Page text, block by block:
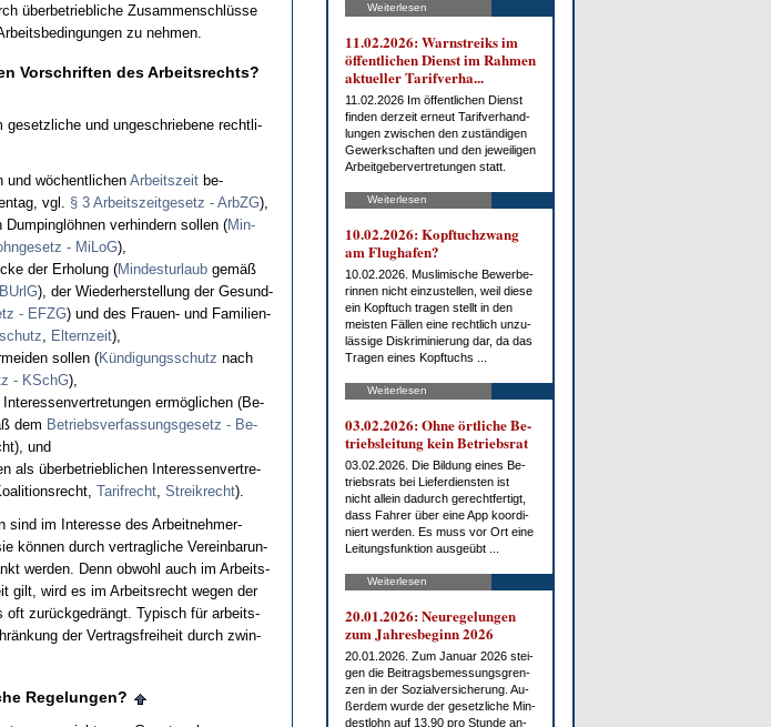
über­be­trieb­li­che Zu­sam­men­schlüsse
zu neh­men.
Vor­schrif­ten des Ar­beits­rechts?
ge­setz­li­che und un­ge­schrie­be­ne recht­li­
und wöchent­li­chen Ar­beits­zeitbe­
vgl. § 3 Ar­beits­zeit­ge­setz - Arb­ZG),
ver­hin­dern sol­len (Min­
- Mi­LoG),
der Er­ho­lung (Min­des­t­ur­laubgemäß
), der Wie­der­her­stel­lung der Ge­sund­
- EFZG) und des Frau­en- und Fa­mi­li­en­
, El­tern­zeit),
sol­len (Kündi­gungs­schutz nach
- KSchG),
ermögli­chen (Be­
dem Be­triebs­ver­fas­sungs­ge­setz - Be­
und
als über­be­trieb­li­chen In­ter­es­sen­ver­tre­
Ta­rif­recht, Streik­recht).
sind im In­ter­es­se des Ar­beit­neh­mer­
können durch ver­trag­li­che Ver­ein­ba­run­
wer­den. Denn ob­wohl auch im Ar­beits­
gilt, wird es im Ar­beits­recht we­gen der
oft zurück­ge­drängt. Ty­pisch für ar­beits­
der Ver­trags­frei­heit durch zwin­
Re­ge­lun­gen?
Weiterlesen
11.02.2026: Warn­streiks im
öf­fent­li­chen Dienst im Rah­men
ak­tu­el­ler Ta­rif­ver­ha...
11.02.2026 Im öf­fent­li­chen Dienst
fin­den der­zeit er­neut Ta­rif­ver­hand­
lun­gen zwi­schen den zu­stän­di­gen
Ge­werk­schaf­ten und den je­wei­li­gen
Ar­beit­ge­ber­ver­tre­tun­gen statt.
Weiterlesen
10.02.2026: Kopf­tuch­zwang
am Flug­ha­fen?
10.02.2026. Mus­li­mi­sche Be­wer­be­
rin­nen nicht ein­zu­stel­len, weil die­se
ein Kopf­tuch tra­gen stellt in den
meis­ten Fäl­len ei­ne recht­lich un­zu­
läs­si­ge Dis­kri­mi­nie­rung dar, da das
Tra­gen ei­nes Kopf­tuchs ...
Weiterlesen
03.02.2026: Oh­ne ört­li­che Be­
triebs­lei­tung kein Be­triebs­rat
03.02.2026. Die Bil­dung ei­nes Be­
triebs­rats bei Lie­fer­diens­ten ist
nicht al­lein da­durch ge­recht­fer­tigt,
dass Fah­rer über ei­ne App ko­or­di­
niert wer­den. Es muss vor Ort ei­ne
Lei­tungs­funk­ti­on aus­ge­übt ...
Weiterlesen
20.01.2026: Neu­re­ge­lun­gen
zum Jah­res­be­ginn 2026
20.01.2026. Zum Ja­nu­ar 2026 stei­
gen die Bei­trags­be­mes­sungs­gren­
zen in der So­zi­al­ver­si­che­rung. Au­
ßer­dem wur­de der ge­setz­li­che Min­
dest­lohn auf 13,90 pro St­un­de an­